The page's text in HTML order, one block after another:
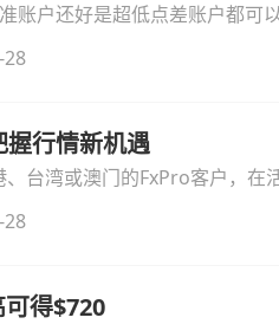
户还好是超低点差账户都可以
28
行情新机遇
台湾或澳门的FxPro客户，
杂操作。
28
得$720